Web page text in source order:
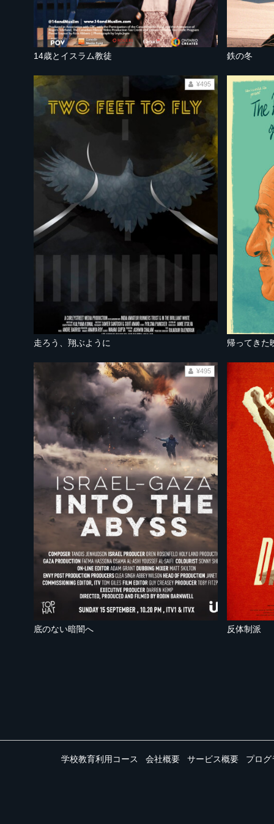
14歳とイスラム教徒 鉄の冬
走ろう、翔ぶように
¥495
帰ってきた
底のない暗闇へ
¥495
反体制派
学校教育利用コース 会社概要 サービス概要 プログ